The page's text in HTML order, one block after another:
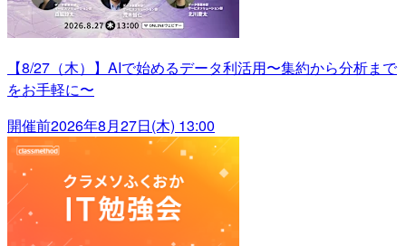
【8/27（木）】AIで始めるデータ利活用〜集約から分析まで
をお手軽に〜
開催前2026年8月27日(木) 13:00